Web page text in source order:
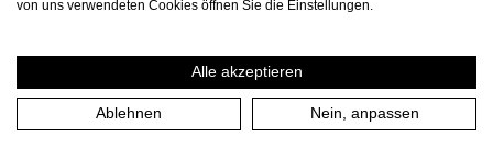
Contact
Press Download
von uns verwendeten Cookies öffnen Sie die Einstellungen.
Alle akzeptieren
Ablehnen Nein, anpassen